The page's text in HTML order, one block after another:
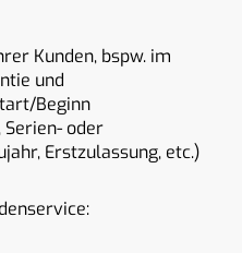
Kunden, bspw. im
und
Beginn
oder
Erstzulassung, etc.)